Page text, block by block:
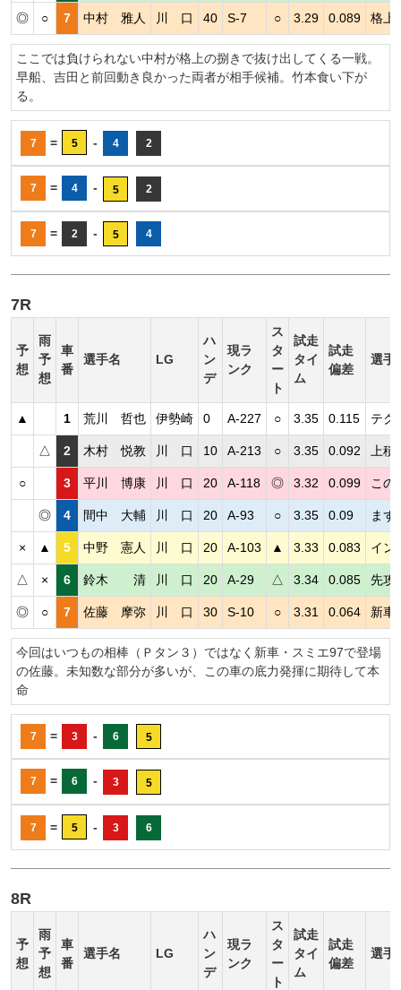
◎ ○ 7 中村 雅人 川 口 40 S-7 ○ 3.29 0.089 格上
ここでは負けられない中村が格上の捌きで抜け出してくる一戦。
早船、吉田と前回動き良かった両者が相手候補。竹本食い下が
る。
7 = 5 - 4 2
7 = 4 - 5 2
7 = 2 - 5 4
7R
予
想
雨
予
想
車
番
選手名 LG
ハ
ン
デ
現ラ
ンク
ス
タ
ー
ト
試走
タイ
ム
試走
偏差
選手
▲ 1 荒川 哲也 伊勢崎 0 A-227 ○ 3.35 0.115 テク
△ 2 木村 悦教 川 口 10 A-213 ○ 3.35 0.092 上
○ 3 平川 博康 川 口 20 A-118 ◎ 3.32 0.099 この
◎ 4 間中 大輔 川 口 20 A-93 ○ 3.35 0.09 まず
× ▲ 5 中野 憲人 川 口 20 A-103 ▲ 3.33 0.083 イン
△ × 6 鈴木 清 川 口 20 A-29 △ 3.34 0.085 先攻
◎ ○ 7 佐藤 摩弥 川 口 30 S-10 ○ 3.31 0.064 新車
今回はいつもの相棒（Ｐタン３）ではなく新車・スミエ97で登場
の佐藤。未知数な部分が多いが、この車の底力発揮に期待して本
命
7 = 3 - 6 5
7 = 6 - 3 5
7 = 5 - 3 6
8R
予
想
雨
予
想
車
番
選手名 LG
ハ
ン
デ
現ラ
ンク
ス
タ
ー
ト
試走
タイ
ム
試走
偏差
選手